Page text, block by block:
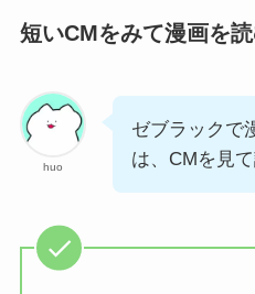
短いCMをみて漫画を
huo
ゼブラックで
は、CMを見